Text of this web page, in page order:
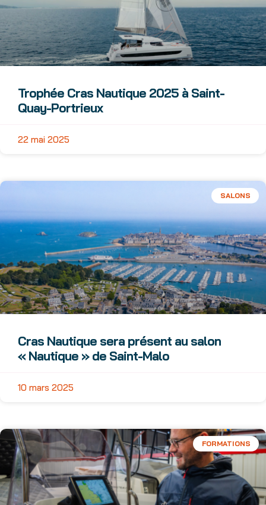
Trophée Cras Nautique 2025 à Saint-
Quay-Portrieux
22 mai 2025
SALONS
Cras Nautique sera présent au salon
« Nautique » de Saint-Malo
10 mars 2025
FORMATIONS